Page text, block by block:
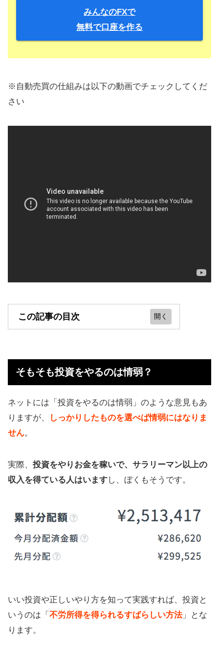
みんなのFXで
無料で口座を作る
※自動売買の仕組みは以下の動画でチェックしてくだ
さい
この記事の目次
【評判、口コミ】投資、資産運用す
るのは情弱？
そもそも投資をやるのは情弱？
ネットには「投資をやるのは情弱」のような意見もあ
りますが、
しっかりしたものを選べば情弱にはなりま
せん。
実際、 投資をやりお金を稼いで、サラリーマン以上の
収入を得ている人はいますし、ぼくもそうです。
いい投資や正しいやり方を知って実践すれば、投資と
いうのは「 不労所得を得られるすばらしい方法」とな
ります。